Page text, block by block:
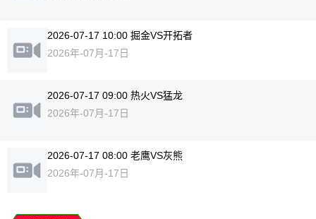
2026-07-17 10:00 掘金VS开拓者
2026年-07月-17日
2026-07-17 09:00 热火VS猛龙
2026年-07月-17日
2026-07-17 08:00 老鹰VS灰熊
2026年-07月-17日